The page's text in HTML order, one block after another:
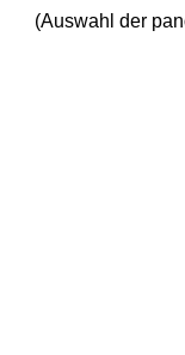
(Auswahl der